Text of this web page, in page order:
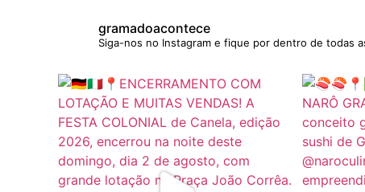
gramadoacontece
Siga-nos no Instagram e fique por dentro de todas